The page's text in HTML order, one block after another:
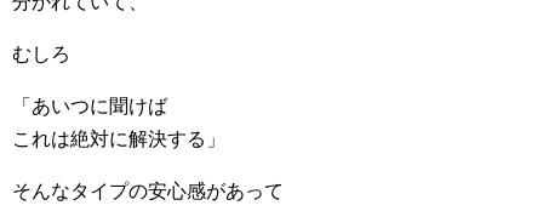
むしろ
「あいつに聞けば
これは絶対に解決する」
そんなタイプの安心感があって